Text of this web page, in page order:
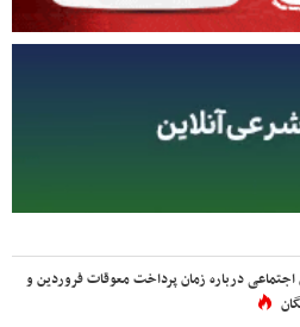
اجتماعی درباره زمان پرداخت معوقات فروردین و